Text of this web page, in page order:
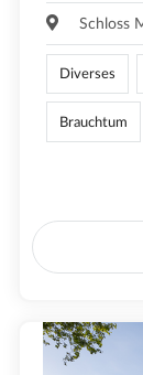
Schloss
Diverses
Brauchtum